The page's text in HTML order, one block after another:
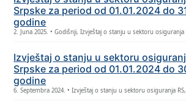
Srpske za period od 01.01.2024 do
godine
2. Juna 2025. • Godišnji, Izvještaj o stanju u sektoru osiguranja
Izvještaj o stanju u sektoru
Srpske za period od 01.01.2024 do
godine
6. Septembra 2024. • Izvještaj o stanju u sektoru osiguranja